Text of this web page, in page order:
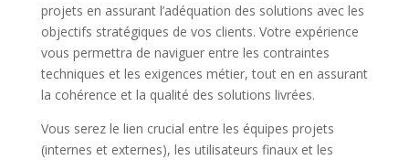
projets en assurant l’adéquation des solutions avec les
objectifs stratégiques de vos clients. Votre expérience
vous permettra de naviguer entre les contraintes
techniques et les exigences métier, tout en en assurant
la cohérence et la qualité des solutions livrées.
Vous serez le lien crucial entre les équipes projets
(internes et externes), les utilisateurs finaux et les